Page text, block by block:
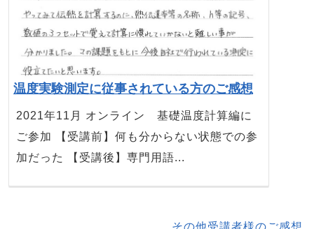
温度実験測定に従事されている方のご感想
2021年11月 オンライン 基礎温度計算編に
ご参加 【受講前】何も分からない状態での参
加だった 【受講後】専門用語...